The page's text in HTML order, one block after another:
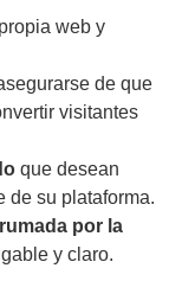
web y
de que
visitantes
que desean
de su plataforma.
por la
y claro.